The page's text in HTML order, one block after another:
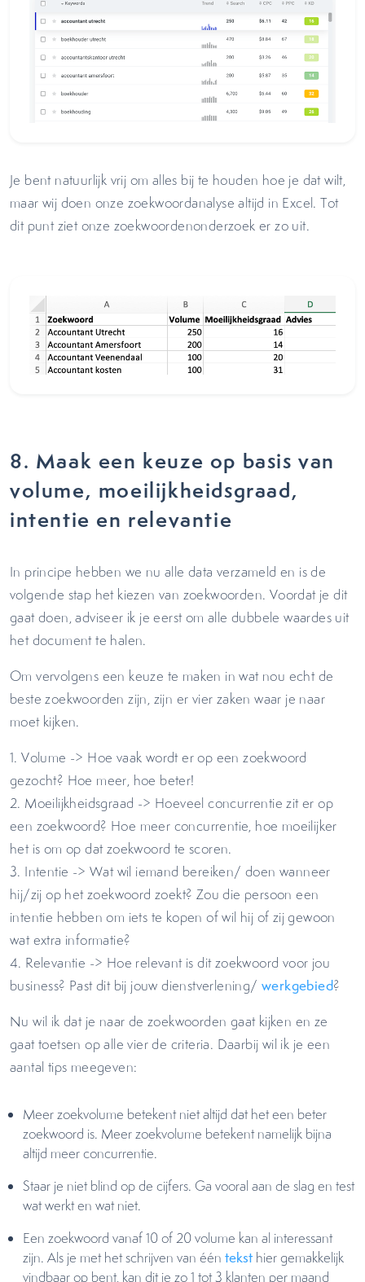
Je bent natuurlijk vrij om alles bij te houden hoe je dat wilt,
maar wij doen onze zoekwoordanalyse altijd in Excel. Tot
dit punt ziet onze zoekwoordenonderzoek er zo uit.
8. Maak een keuze op basis van
volume, moeilijkheidsgraad,
intentie en relevantie
In principe hebben we nu alle data verzameld en is de
volgende stap het kiezen van zoekwoorden. Voordat je dit
gaat doen, adviseer ik je eerst om alle dubbele waardes uit
het document te halen.
Om vervolgens een keuze te maken in wat nou echt de
beste zoekwoorden zijn, zijn er vier zaken waar je naar
moet kijken.
1. Volume -> Hoe vaak wordt er op een zoekwoord
gezocht? Hoe meer, hoe beter!
2. Moeilijkheidsgraad -> Hoeveel concurrentie zit er op
een zoekwoord? Hoe meer concurrentie, hoe moeilijker
het is om op dat zoekwoord te scoren.
3. Intentie -> Wat wil iemand bereiken/ doen wanneer
hij/zij op het zoekwoord zoekt? Zou die persoon een
intentie hebben om iets te kopen of wil hij of zij gewoon
wat extra informatie?
4. Relevantie -> Hoe relevant is dit zoekwoord voor jou
business? Past dit bij jouw dienstverlening/ werkgebied?
Nu wil ik dat je naar de zoekwoorden gaat kijken en ze
gaat toetsen op alle vier de criteria. Daarbij wil ik je een
aantal tips meegeven:
Meer zoekvolume betekent niet altijd dat het een beter
zoekwoord is. Meer zoekvolume betekent namelijk bijna
altijd meer concurrentie.
Staar je niet blind op de cijfers. Ga vooral aan de slag en test
wat werkt en wat niet.
Een zoekwoord vanaf 10 of 20 volume kan al interessant
zijn. Als je met het schrijven van één tekst hier gemakkelijk
vindbaar op bent, kan dit je zo 1 tot 3 klanten per maand